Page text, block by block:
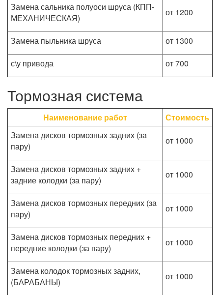
Замена сальника полуоси шруса (КПП-
МЕХАНИЧЕСКАЯ)
от 1200
Замена пыльника шруса
от 1300
с\у привода
от 700
Тормозная система
Наименование работ
Стоимость
Замена дисков тормозных задних (за
пару)
от 1000
Замена дисков тормозных задних +
задние колодки (за пару)
от 1000
Замена дисков тормозных передних (за
пару)
от 1000
Замена дисков тормозных передних +
передние колодки (за пару)
от 1000
Замена колодок тормозных задних,
(БАРАБАНЫ)
от 1000